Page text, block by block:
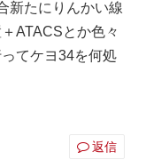
新たにりんかい線
ATACSとか色々
てケヨ34を何処
返信